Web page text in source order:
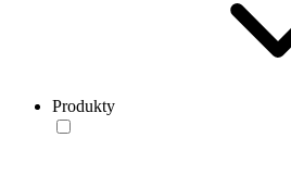
Produkty